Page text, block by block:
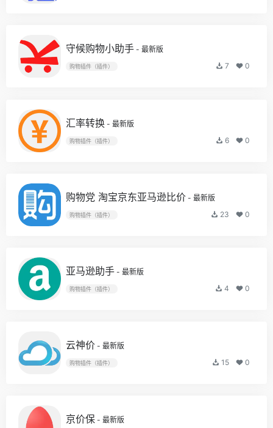
守候购物小助手 - 最新版
购物插件（插件） 7 0
汇率转换 - 最新版
购物插件（插件） 6 0
购物党 淘宝京东亚马逊比价 - 最新版
购物插件（插件） 23 0
亚马逊助手 - 最新版
购物插件（插件） 4 0
云神价 - 最新版
购物插件（插件） 15 0
京价保 - 最新版